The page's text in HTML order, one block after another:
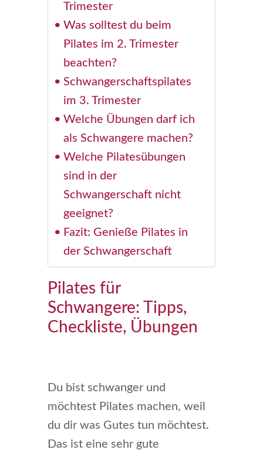
Trimester
Was solltest du beim
Pilates im 2. Trimester
beachten?
Schwangerschaftspilates
im 3. Trimester
Welche Übungen darf ich
als Schwangere machen?
Welche Pilatesübungen
sind in der
Schwangerschaft nicht
geeignet?
Fazit: Genieße Pilates in
der Schwangerschaft
Pilates für
Schwangere: Tipps,
Checkliste, Übungen
Du bist schwanger und
möchtest Pilates machen, weil
du dir was Gutes tun möchtest.
Das ist eine sehr gute